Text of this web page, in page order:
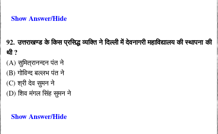
Show Answer/Hide
92. उत्तराखण्ड के किस प्रसिद्ध व्यक्ति ने दिल्ली में देवनागरी महाविद्यालय की स्थापना की
थी ?
(A) सुमित्रानन्दन पंत ने
(B) गोविन्द बल्लभ पंत ने
(C) श्री देव सुमन ने
(D) शिव मंगल सिंह सुमन ने
Show Answer/Hide